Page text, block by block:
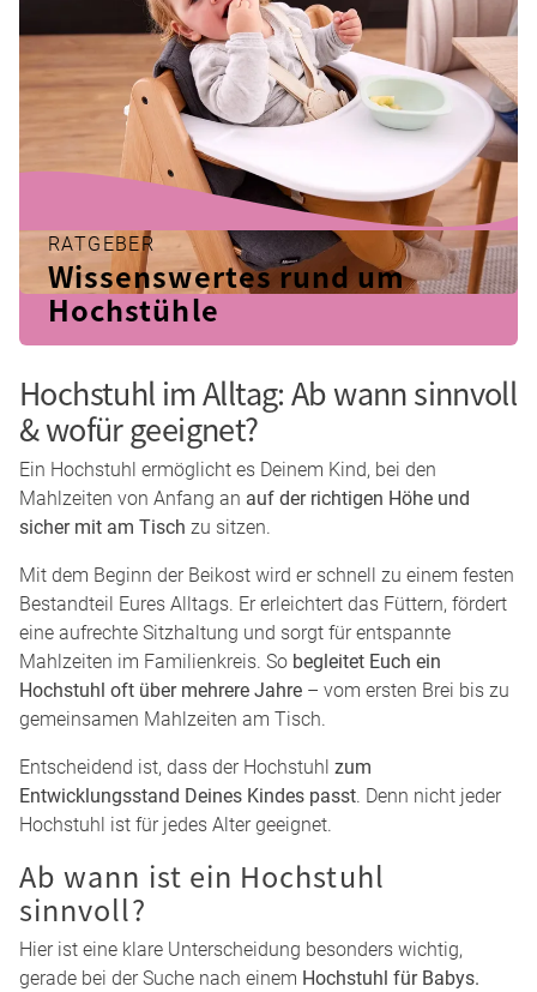
RATGEBER
Wissenswertes rund um
Hochstühle
Hochstuhl im Alltag: Ab wann sinnvoll
& wofür geeignet?
Ein Hochstuhl ermöglicht es Deinem Kind, bei den
Mahlzeiten von Anfang an auf der richtigen Höhe und
sicher mit am Tisch zu sitzen.
Mit dem Beginn der Beikost wird er schnell zu einem festen
Bestandteil Eures Alltags. Er erleichtert das Füttern, fördert
eine aufrechte Sitzhaltung und sorgt für entspannte
Mahlzeiten im Familienkreis. So begleitet Euch ein
Hochstuhl oft über mehrere Jahre – vom ersten Brei bis zu
gemeinsamen Mahlzeiten am Tisch.
Entscheidend ist, dass der Hochstuhl zum
Entwicklungsstand Deines Kindes passt. Denn nicht jeder
Hochstuhl ist für jedes Alter geeignet.
Ab wann ist ein Hochstuhl
sinnvoll?
Hier ist eine klare Unterscheidung besonders wichtig,
gerade bei der Suche nach einem Hochstuhl für Babys.